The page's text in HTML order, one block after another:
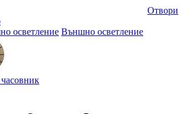
Отвори
осветление Външно осветление